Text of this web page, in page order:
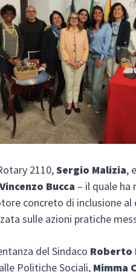
2110,Sergio Malizia,
Vincenzo Bucca – il quale ha
concreto di inclusione al
sulle azioni pratiche
del Sindaco Roberto
Politiche Sociali, Mimma